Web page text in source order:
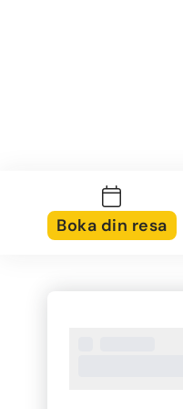
Boka din resa